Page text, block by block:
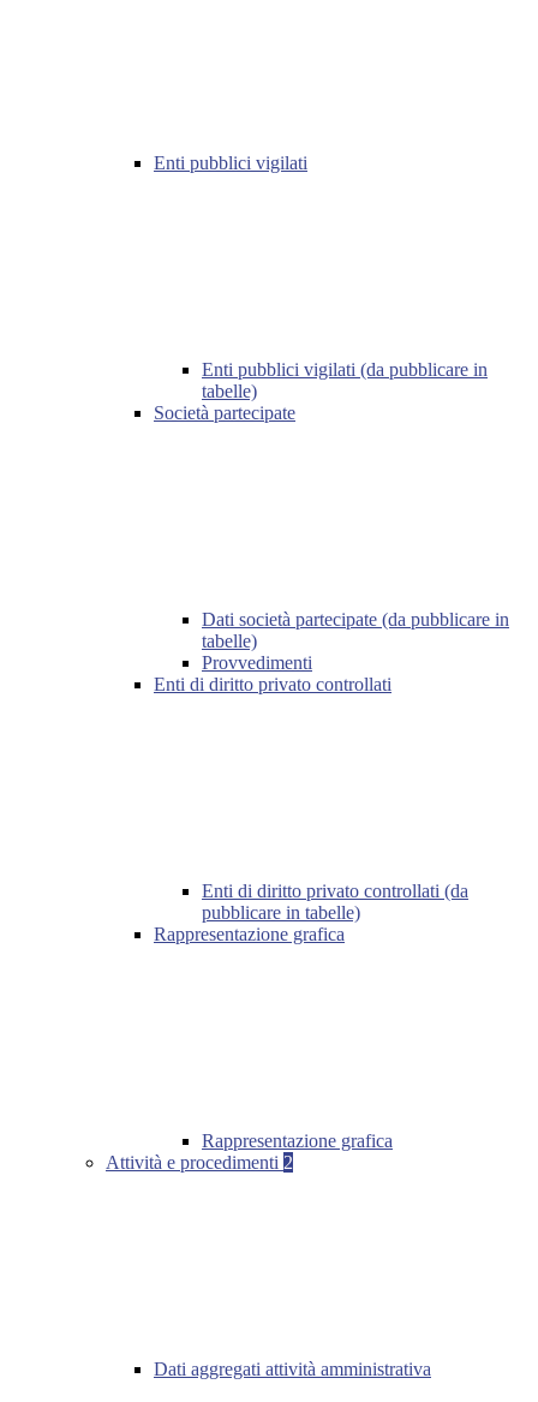
Enti pubblici vigilati
Enti pubblici vigilati (da pubblicare in
tabelle)
Società partecipate
Dati società partecipate (da pubblicare in
tabelle)
Provvedimenti
Enti di diritto privato controllati
Enti di diritto privato controllati (da
pubblicare in tabelle)
Rappresentazione grafica
Rappresentazione grafica
Attività e procedimenti 2
Dati aggregati attività amministrativa